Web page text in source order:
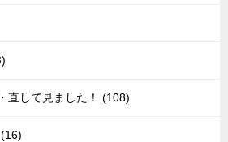
直して見ました！ (108)